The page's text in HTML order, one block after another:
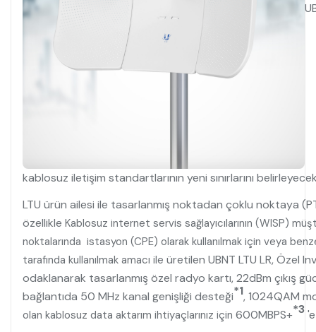
kablosuz iletişim standartlarının yeni sınırlarını
LTU ürün ailesi ile tasarlanmış noktadan çoklu noktaya
özellikle Kablosuz internet servis sağlayıcılarının (WISP)
noktalarında istasyon (CPE) olarak kullanılmak için veya
tarafında kullanılmak amacı ile üretilen UBNT LTU LR, Özel
odaklanarak tasarlanmış özel radyo kartı, 22dBm çıkış
bağlantıda 50 MHz kanal genişliği desteği*1, 1024QAM
olan kablosuz data aktarım ihtiyaçlarınız için 600MBPS+*3